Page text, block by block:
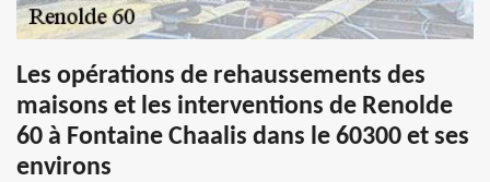
Les opérations de rehaussements des
maisons et les interventions de Renolde
60 à Fontaine Chaalis dans le 60300 et ses
environs